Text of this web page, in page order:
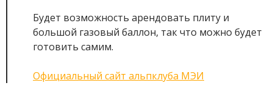
Будет возможность арендовать плиту и
большой газовый баллон, так что можно будет
готовить самим.
Официальный сайт альпклуба МЭИ